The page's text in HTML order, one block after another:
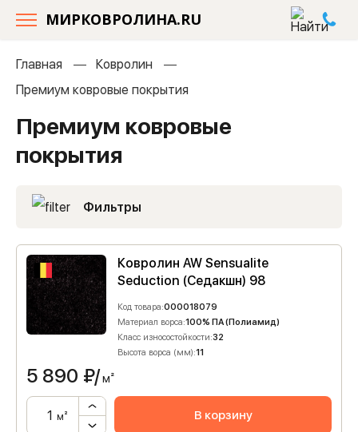
МИРКОВРОЛИНА.RU
Главная
Ковролин
Премиум ковровые покрытия
Премиум ковровые
покрытия
Фильтры
Ковролин AW Sensualite
Seduction (Седакшн) 98
Код товара:000018079
Материал ворса:100% ПА (Полиамид)
Класс износостойкости:32
Высота ворса (мм):11
5 890 ₽/м²
м² В корзину